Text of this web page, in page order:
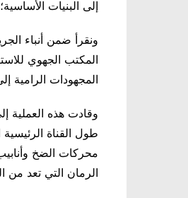
إلى البنيات
ونقرأ ضمن أنباء
المكتب الجهوي
المجهودات الرامية
طول القناة
محركات الضخ
الرمان التي تعد من